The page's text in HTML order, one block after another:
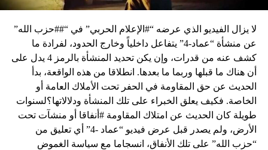
لا يزال الفيديو الذي عرضه “#الإعلام الحربي” في “##حزب الله”
عن منشأة “عماد-4” يتفاعل داخلياً وخارج الحدود، لفرادة ما
كشف عنه من قدرات، وإن يكن تحديد المنشأة بالرمز 4 يدل على
أن هناك ما قبلها وربما ما بعدها. انطلاقا من هذه الواقعة، بدأ
الحديث عن حق المقاومة في الحفر تحت الأملاك العامة أو
الخاصة. فكيف يعلق الخبراء على تلك المنشأة ودلالاتها؟لسنوات
طويلة كان الحديث عن امتلاك المقاومة #أنفاقا أو منشآت تحت
الأرض، ولم يصدر قبل عرض فيديو “عماد -4” أي تعليق من
“حزب الله” على تلك الأنفاق، انسجاما مع سياسة الغموض